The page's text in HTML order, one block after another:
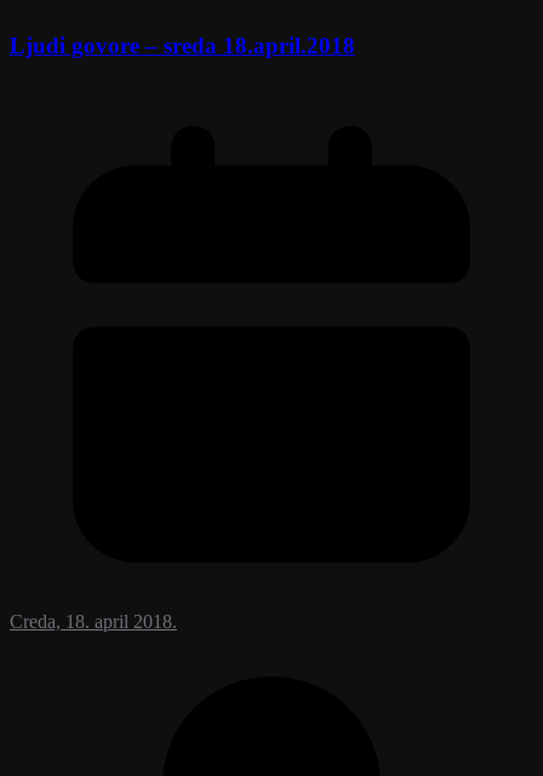
Ljudi govore – sreda 18.april.2018
Creda, 18. april 2018.